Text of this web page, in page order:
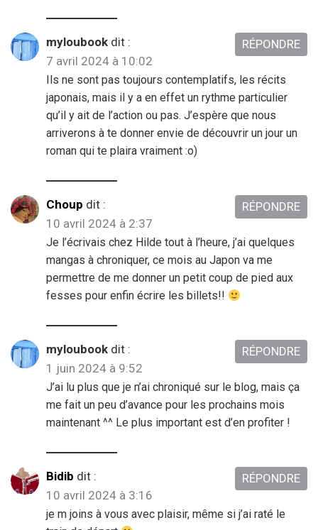
myloubook dit :
7 avril 2024 à 10:02
Ils ne sont pas toujours contemplatifs, les récits
japonais, mais il y a en effet un rythme particulier
qu’il y ait de l’action ou pas. J’espère que nous
arriverons à te donner envie de découvrir un jour un
roman qui te plaira vraiment :o)
RÉPONDRE
Choup dit :
10 avril 2024 à 2:37
Je l’écrivais chez Hilde tout à l’heure, j’ai quelques
mangas à chroniquer, ce mois au Japon va me
permettre de me donner un petit coup de pied aux
fesses pour enfin écrire les billets!!
RÉPONDRE
myloubook dit :
1 juin 2024 à 9:52
J’ai lu plus que je n’ai chroniqué sur le blog, mais ça
me fait un peu d’avance pour les prochains mois
maintenant ^^ Le plus important est d’en profiter !
RÉPONDRE
Bidib dit :
10 avril 2024 à 3:16
je m joins à vous avec plaisir, même si j’ai raté le
RÉPONDRE